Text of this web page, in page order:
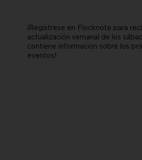
¡Regístrese en Flocknote para
actualización semanal de los
contiene información sobre los
eventos!